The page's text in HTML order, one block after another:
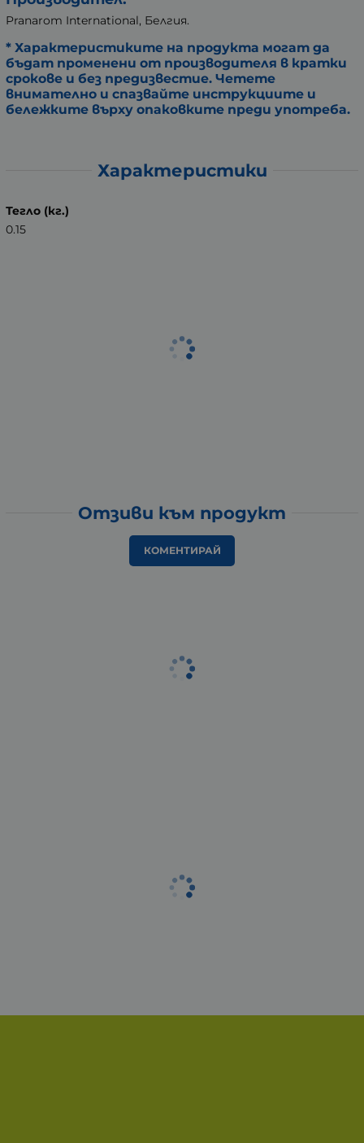
Pranarom International, Белгия.
* Характеристиките на продукта могат да
бъдат променени от производителя в кратки
срокове и без предизвестие. Четете
внимателно и спазвайте инструкциите и
бележките върху опаковките преди употреба.
Характеристики
Тегло (кг.)
0.15
Отзиви към продукт
КОМЕНТИРАЙ